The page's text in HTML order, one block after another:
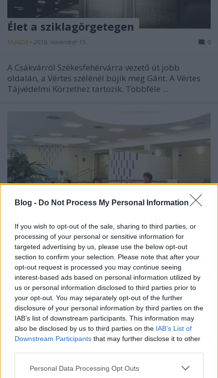
Blog - Do Not Process My Personal Information
If you wish to opt-out of the sale, sharing to third parties, or
processing of your personal or sensitive information for
targeted advertising by us, please use the below opt-out
section to confirm your selection. Please note that after your
opt-out request is processed you may continue seeing
interest-based ads based on personal information utilized by
us or personal information disclosed to third parties prior to
your opt-out. You may separately opt-out of the further
disclosure of your personal information by third parties on the
IAB’s list of downstream participants. This information may
also be disclosed by us to third parties on the IAB’s List of
Downstream Participants that may further disclose it to other
Please note that this website/app uses one or more Google
Personal Data Processing Opt Outs
Élet a sziklagörgetegen
MaNDA • 2016. november 15. 0
A Csákvárról Székesfehérvárra vezető út jobb
oldalán, a Vértes szélénél bújik meg Gánt. A Vértes
Tájvédelmi Körzethez tartozik. Többféle ...
A balfi vízgyógyászat titkai
MaNDA•2016. november 12.
A balfi Kastélyszálló alkalmat ad arra is, hogy
megnézzük, a 2004-ben megújult, alaposan
kibővített gyógykomlexumban hogyan szolgálja a
gyógyulni ...